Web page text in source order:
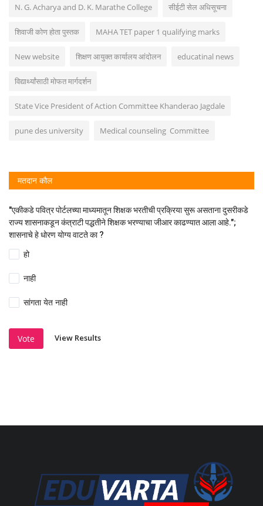
N. G. Acharya and D. K. Marathe College सीईटी सेल अधिसूचना
शिवाजी कोण होता पुस्तक MAHA TET paper 1 qualifying marks
New website शिक्षण आयुक्त कार्यालय आंदोलन educatinal news
विद्यार्थ्यांसाठी मोफत मार्गदर्शन
State Vice President of Action Committee Khanderao Jagdale
pune des university Medical counseling Committee
मतदान कौल
"एकीकडे पवित्र पोर्टलच्या माध्यमातून शिक्षक भरतीची प्रक्रिया सुरू असताना दुसरीकडे
राज्य शासनाकडून कंत्राटी पद्धतीने शिक्षक भरण्याचा जीआर काढण्यात आला आहे.";
शासनाचे हे धोरण योग्य वाटते का ?
हो
नाही
सांगता येत नाही
Vote View Results